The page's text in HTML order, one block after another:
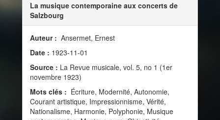
La musique contemporaine aux concerts de
Salzbourg
Auteur : Ansermet, Ernest
Date : 1923-11-01
Source : La Revue musicale, vol. 5, no 1 (1er
novembre 1923)
Mots clés : Écriture, Modernité, Autonomie,
Courant artistique, Impressionnisme, Vérité,
Nationalisme, Harmonie, Polyphonie, Musique